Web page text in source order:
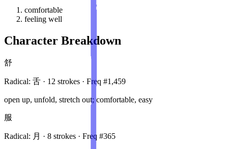
comfortable
feeling well
Character Breakdown
舒
Radical: 舌 · 12 strokes · Freq #1,459
open up, unfold, stretch out; comfortable, easy
服
Radical: 月 · 8 strokes · Freq #365